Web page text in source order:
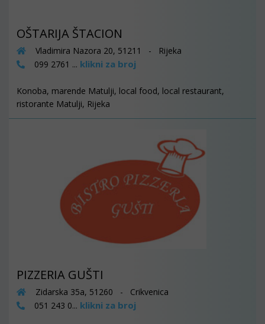
OŠTARIJA ŠTACION
Vladimira Nazora 20, 51211 - Rijeka
099 2761 ... klikni za broj
Konoba, marende Matulji, local food, local restaurant,
ristorante Matulji, Rijeka
PIZZERIA GUŠTI
Zidarska 35a, 51260 - Crikvenica
051 243 0... klikni za broj